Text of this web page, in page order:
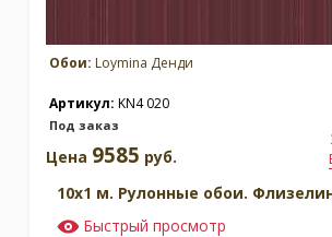
Обои: Loymina Денди
Артикул: KN4 020
Под заказ
Цена 9585 руб.
10x1 м. Рулонные обои.
Быстрый просмотр